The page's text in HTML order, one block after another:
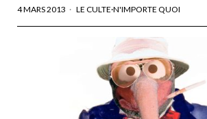
4 MARS 2013 LE CULTE·N'IMPORTE QUOI